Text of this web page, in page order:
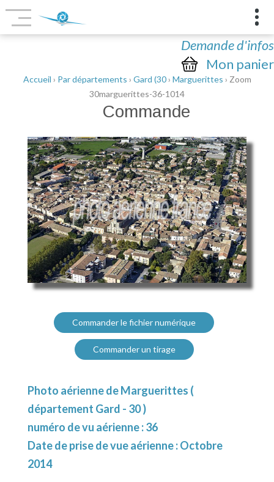
Demande d'infos
Mon panier
Accueil › Par départements › Gard (30› Marguerittes › Zoom
30marguerittes-36-1014
Commande
Commander le fichier numérique
Commander un tirage
Photo aérienne de Marguerittes (
département Gard - 30 )
numéro de vu aérienne : 36
Date de prise de vue aérienne : Octobre
2014